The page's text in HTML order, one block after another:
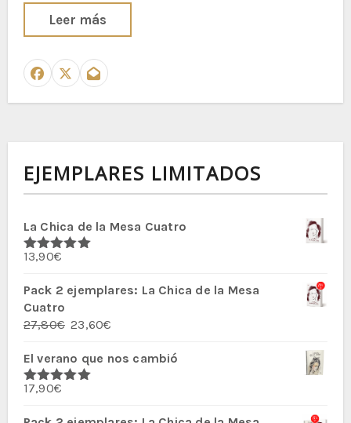
Leer más
EJEMPLARES LIMITADOS
La Chica de la Mesa Cuatro
Valorado
5
13,90€
Pack 2 ejemplares: La Chica de la Mesa
Cuatro
27,80€ El
original
era:
23,60€
actual
El verano que nos cambió
Valorado
5
17,90€